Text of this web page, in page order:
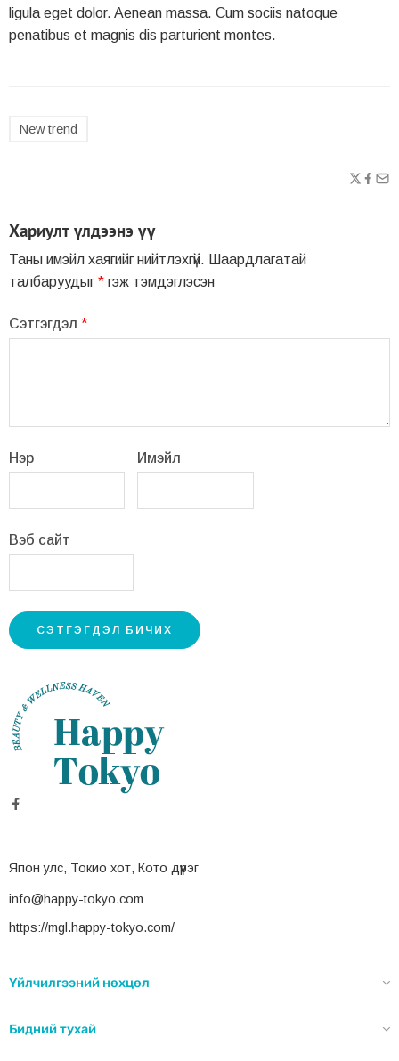
ligula eget dolor. Aenean massa. Cum sociis natoque
penatibus et magnis dis parturient montes.
New trend
Хариулт үлдээнэ үү
Таны имэйл хаягийг нийтлэхгүй. Шаардлагатай
талбаруудыг * гэж тэмдэглэсэн
Сэтгэгдэл *
Нэр Имэйл
Вэб сайт
Япон улс, Токио хот, Кото дүүрэг
info@happy-tokyo.com
https://mgl.happy-tokyo.com/
Үйлчилгээний нөхцөл
Бидний тухай